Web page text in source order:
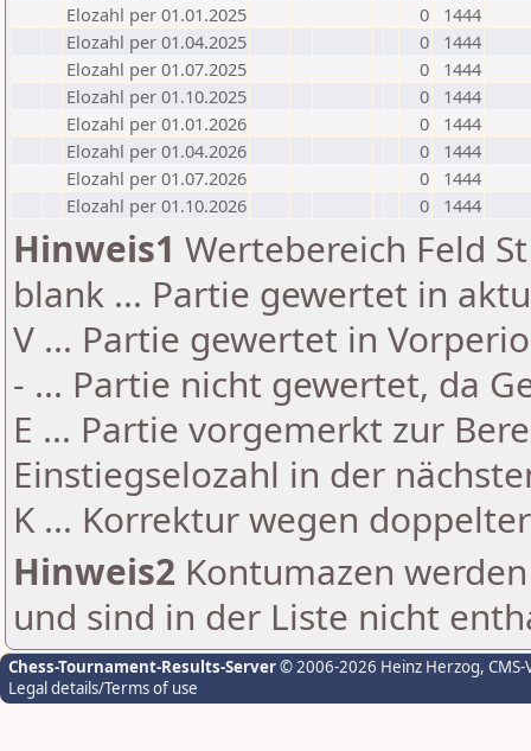
Elozahl per 01.01.2025
0
1444
Elozahl per 01.04.2025
0
1444
Elozahl per 01.07.2025
0
1444
Elozahl per 01.10.2025
0
1444
Elozahl per 01.01.2026
0
1444
Elozahl per 01.04.2026
0
1444
Elozahl per 01.07.2026
0
1444
Elozahl per 01.10.2026
0 1444
Hinweis1 Wertebereich Feld
blank ... Partie gewertet in
V ... Partie gewertet in
- ... Partie nicht gewertet, da
E ... Partie vorgemerkt zur
Einstiegselozahl in der
K ... Korrektur wegen
Hinweis2 Kontumazen
und sind in der Liste nicht
Chess-Tournament-Results-Server© 2006-2026 Heinz Herzog,
Legal details/Terms of use